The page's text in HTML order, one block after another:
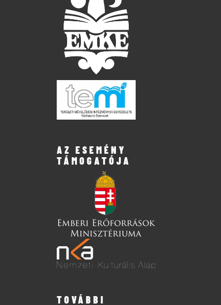
AZ ESEMÉNY
TÁMOGATÓJA
TOVÁBBI